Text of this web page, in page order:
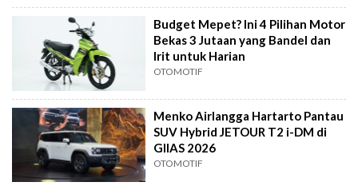
Budget Mepet? Ini 4 Pilihan Motor
Bekas 3 Jutaan yang Bandel dan
Irit untuk Harian
OTOMOTIF
Menko Airlangga Hartarto Pantau
SUV Hybrid JETOUR T2 i-DM di
GIIAS 2026
OTOMOTIF